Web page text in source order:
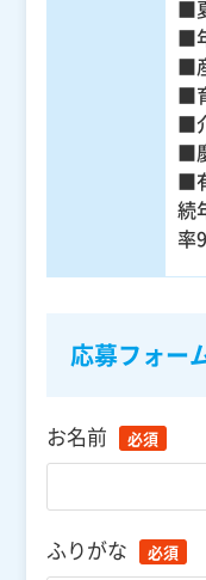
■
■
■
■
■
■
■
続
率
応募フォー
お名前 必須
ふりがな 必須